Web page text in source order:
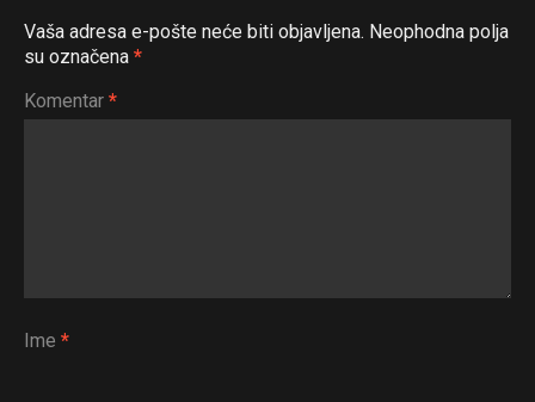
Vaša adresa e-pošte neće biti objavljena. Neophodna polja
su označena *
Komentar *
Ime *